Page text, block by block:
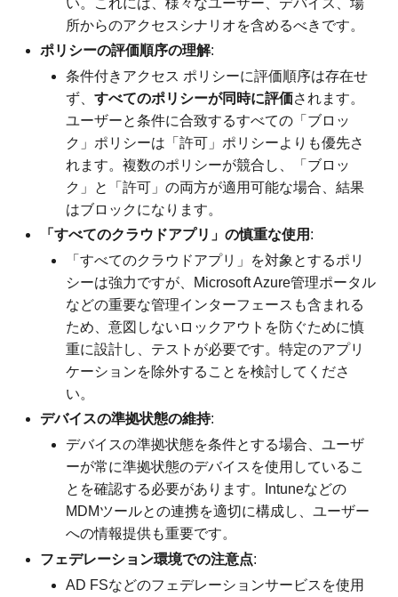
所からのアクセスシナリオを含めるべきです。
ポリシーの評価順序の理解:
条件付きアクセス ポリシーに評価順序は存在せ
ず、すべてのポリシーが同時に評価されます。
ユーザーと条件に合致するすべての「ブロッ
ク」ポリシーは「許可」ポリシーよりも優先さ
れます。複数のポリシーが競合し、「ブロッ
ク」と「許可」の両方が適用可能な場合、結果
はブロックになります。
「すべてのクラウドアプリ」の慎重な使用 :
「すべてのクラウドアプリ」を対象とするポリ
シーは強力ですが、Microsoft Azure管理ポータル
などの重要な管理インターフェースも含まれる
ため、意図しないロックアウトを防ぐために慎
重に設計し、テストが必要です。特定のアプリ
ケーションを除外することを検討してくださ
い。
デバイスの準拠状態の維持:
デバイスの準拠状態を条件とする場合、ユーザ
ーが常に準拠状態のデバイスを使用しているこ
とを確認する必要があります。Intuneなどの
MDMツールとの連携を適切に構成し、ユーザー
への情報提供も重要です。
フェデレーション環境での注意点:
AD FSなどのフェデレーションサービスを使用